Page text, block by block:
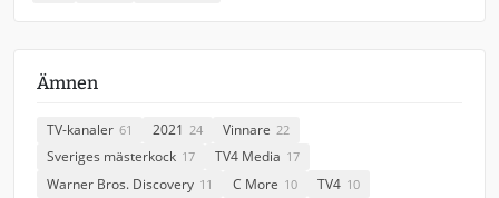
Ämnen
TV-kanaler 61 2021 24 Vinnare 22
Sveriges mästerkock 17 TV4 Media 17
Warner Bros. Discovery 11 C More 10 TV4 10